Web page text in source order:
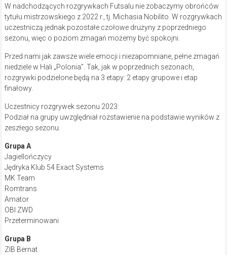
W nadchodzących rozgrywkach Futsalu nie zobaczymy obrońców
tytułu mistrzowskiego z 2022 r., tj. Michasia Nobilito. W rozgrywkach
uczestniczą jednak pozostałe czołowe drużyny z poprzedniego
sezonu, więc o poziom zmagań możemy być spokojni.
Przed nami jak zawsze wiele emocji i niezapomniane, pełne zmagań
niedziele w Hali „Polonia”. Tak, jak w poprzednich sezonach,
rozgrywki podzielone będą na 3 etapy: 2 etapy grupowe i etap
finałowy.
Uczestnicy rozgrywek sezonu 2023:
Podział na grupy uwzględniał rozstawienie na podstawie wyników z
zeszłego sezonu.
Grupa A
Jagiellończycy
Jędryka Klub 54 Exact Systems
MK Team
Romtrans
Amator
OBI ZWD
Przeterminowani
Grupa B
ZIB Bernat